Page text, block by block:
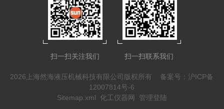
扫一扫关注我们 扫一扫联系我们
2026上海然海液压机械科技有限公司版权所有 备案号：沪ICP备
12007814号-6
Sitemap.xml 化工仪器网 管理登陆